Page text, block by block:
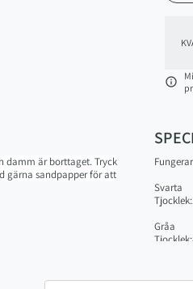

damm är borttaget. Tryck
gärna sandpapper för att
Svarta
Gråa